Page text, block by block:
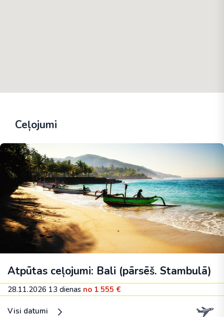
Ceļojumi
Atpūtas ceļojumi: Bali (pārsēš. Stambulā)
28.11.2026 13 dienas no 1 555 €
Visi datumi